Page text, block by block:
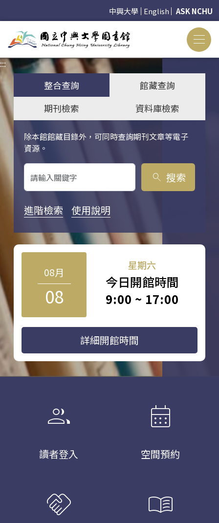
中興大學 English ASK NCHU
:::
整合查詢
館藏查詢
期刊檢索
資料庫檢索
除本館館藏目錄外，可同時查詢期刊文章等電子
資源。
關鍵字搜尋
search 搜索
進階檢索 使用說明
08月
08
星期六
今日開館時間
9:00 ~ 17:00
詳細開館時間
group
讀者登入
calendar_month
空間預約
handshake menu_book